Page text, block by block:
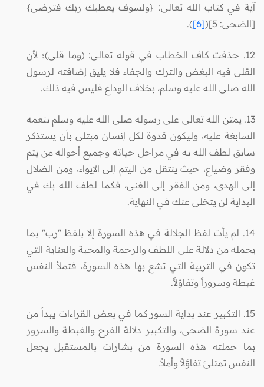
آية في كتاب الله تعالى: {ولسوف يعطيك ربك فترضى}
[الضحى: 5](
[6]
).
12. حذفت كاف الخطاب في قوله تعالى: (وما قلى)؛ لأن
القلى فيه البغض والترك والجفاء فلا يليق إضافته لرسول
الله صلى الله عليه وسلم، بخلاف الوداع فليس فيه ذلك.
13. يمتن الله تعالى على رسوله صلى الله عليه وسلم بنعمه
السابغة عليه، وليكون قدوة لكل إنسان مبتلى بأن يستذكر
سابق لطف الله به في مراحل حياته وجميع أحواله من يتم
وفقر وضياع، حيث ينتقل من اليتم إلى الإيواء، ومن الضلال
إلى الهدى، ومن الفقر إلى الغنى، فكما لطف الله بك في
البداية لن يتخلى عنك في النهاية.
14. لم يأت لفظ الجلالة في هذه السورة إلا بلفظ "رب" بما
يحمله من دلالة على اللطف والرحمة والمحبة والعناية التي
تكون في التربية التي تشع بها هذه السورة، فتملأ النفس
غبطة وسروراً وتفاؤلاً.
15. التكبير عند بداية السور كما في بعض القراءات يبدأ من
عند سورة الضحى، والتكبير دلالة الفرح والغبطة والسرور
بما حملته هذه السورة من بشارات بالمستقبل يجعل
النفس تمتلئ تفاؤلاً وأملاً.